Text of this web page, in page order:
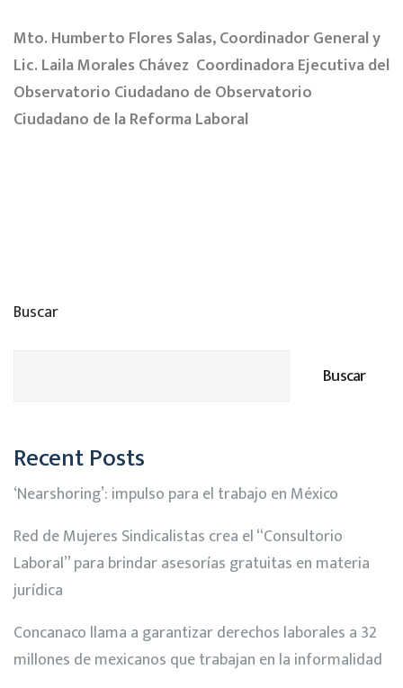
Mto. Humberto Flores Salas, Coordinador General y
Lic. Laila Morales Chávez Coordinadora Ejecutiva del
Observatorio Ciudadano de Observatorio
Ciudadano de la Reforma Laboral
Buscar
Buscar
Recent Posts
‘Nearshoring’: impulso para el trabajo en México
Red de Mujeres Sindicalistas crea el “Consultorio
Laboral” para brindar asesorías gratuitas en materia
jurídica
Concanaco llama a garantizar derechos laborales a 32
millones de mexicanos que trabajan en la informalidad